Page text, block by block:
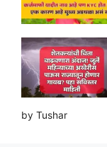
by Tushar